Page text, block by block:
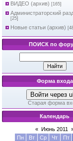
ВИДЕО (архив) [165]
Администраторский
[25]
Новые статьи (архив)
ПОИСК по
Форма входа
Войти через
Старая форма
Календарь
« Июнь 2011
Пн
Вт Ср Чт Пт